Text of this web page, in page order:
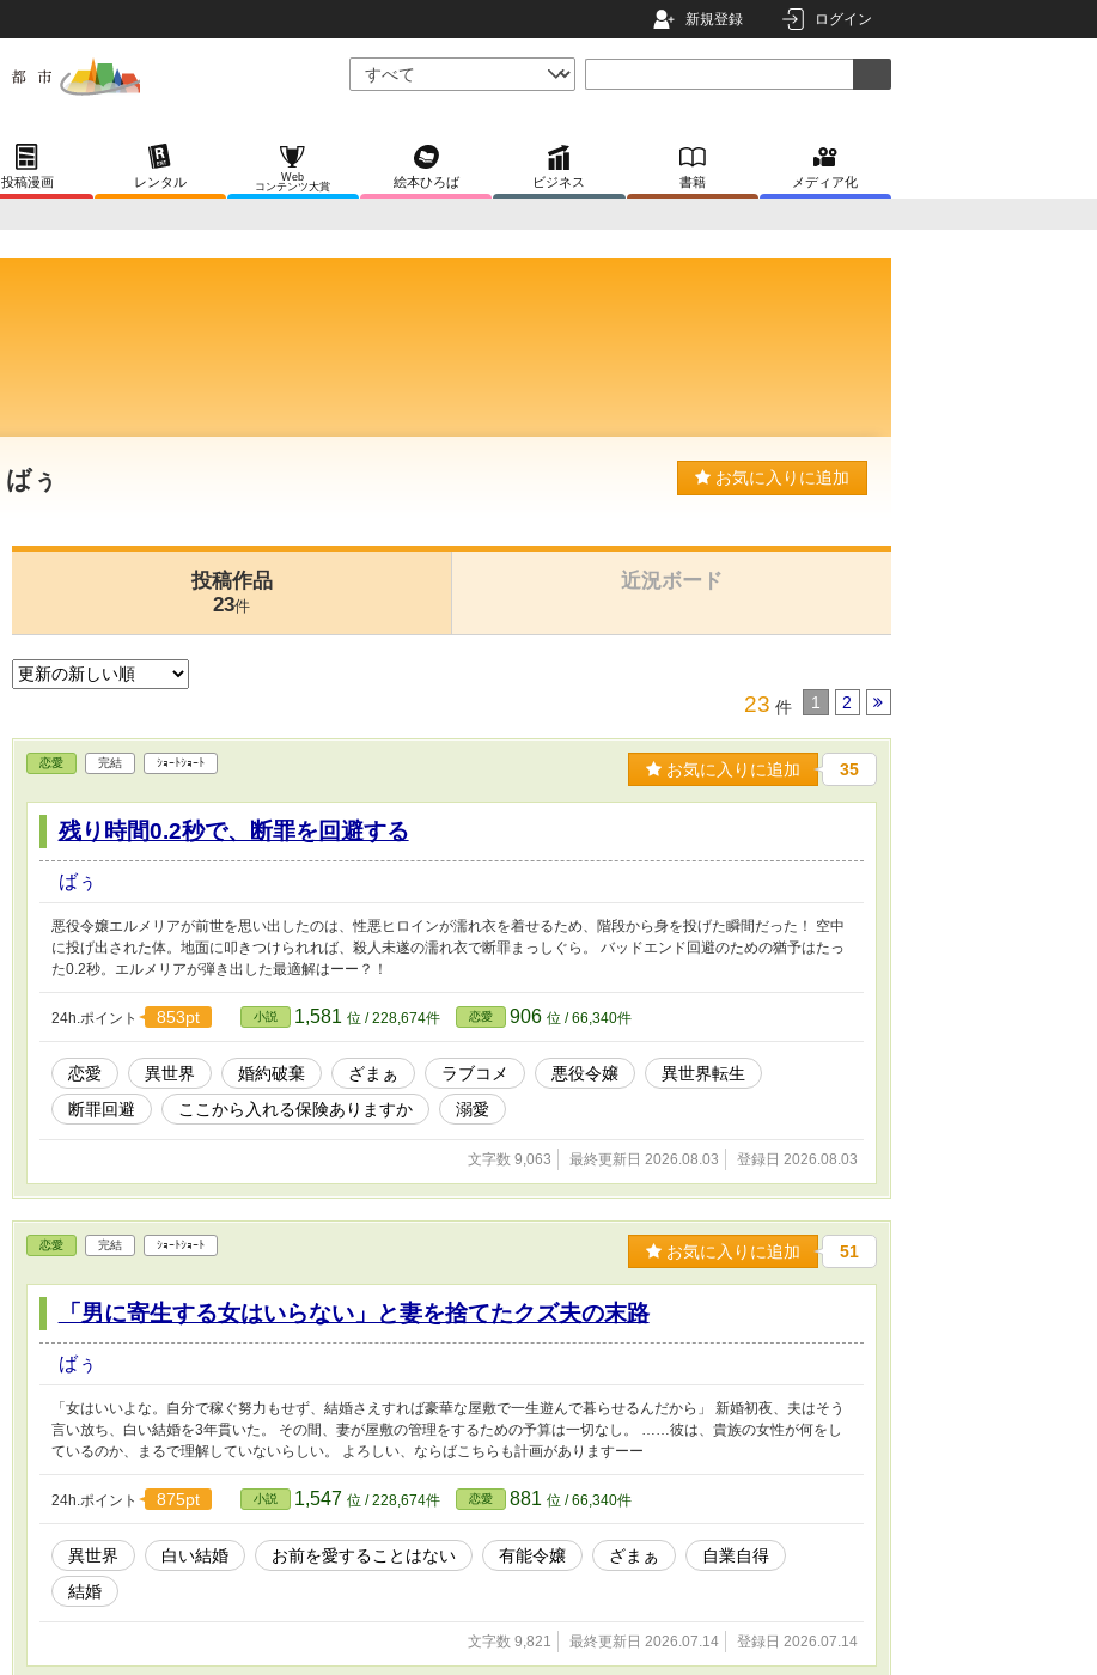
新規登録 ログイン
投稿漫画 レンタル
Web
コンテンツ大賞
絵本ひろば ビジネス 書籍 メディア化
ばぅ お気に入りに追加
投稿作品
23件
近況ボード
23 件 1 2
恋愛 完結 ｼｮｰﾄｼｮｰﾄ お気に入りに追加 35
残り時間0.2秒で、断罪を回避する
ばぅ
悪役令嬢エルメリアが前世を思い出したのは、性悪ヒロインが濡れ衣を着せるため、階段から身を投げた瞬間だった！ 空中
に投げ出された体。地面に叩きつけられれば、殺人未遂の濡れ衣で断罪まっしぐら。 バッドエンド回避のための猶予はたっ
た0.2秒。エルメリアが弾き出した最適解はーー？！
24h.ポイント 853pt 小説 1,581 位 / 228,674件 恋愛 906 位 / 66,340件
恋愛 異世界 婚約破棄 ざまぁ ラブコメ 悪役令嬢
異世界転生
断罪回避
ここから入れる保険ありますか 溺愛
文字数 9,063 最終更新日 2026.08.03 登録日 2026.08.03
恋愛 完結 ｼｮｰﾄｼｮｰﾄ お気に入りに追加 51
「男に寄生する女はいらない」と妻を捨てたクズ夫の末路
ばぅ
「女はいいよな。自分で稼ぐ努力もせず、結婚さえすれば豪華な屋敷で一生遊んで暮らせるんだから」 新婚初夜、夫はそう
言い放ち、白い結婚を3年貫いた。 その間、妻が屋敷の管理をするための予算は一切なし。 ……彼は、貴族の女性が何をし
ているのか、まるで理解していないらしい。 よろしい、ならばこちらも計画がありますーー
24h.ポイント 875pt 小説 1,547 位 / 228,674件 恋愛 881 位 / 66,340件
異世界 白い結婚 お前を愛することはない 有能令嬢 ざまぁ
自業自得
結婚
文字数 9,821 最終更新日 2026.07.14 登録日 2026.07.14